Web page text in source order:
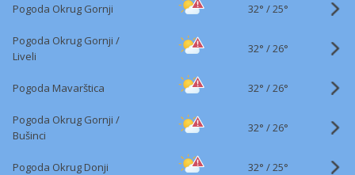
Pogoda Okrug Gornji 32° /25°
Pogoda Okrug Gornji /
Liveli
32° /26°
Pogoda Mavarštica 32° /26°
Pogoda Okrug Gornji /
Bušinci
32° /26°
Pogoda Okrug Donji 32° /25°